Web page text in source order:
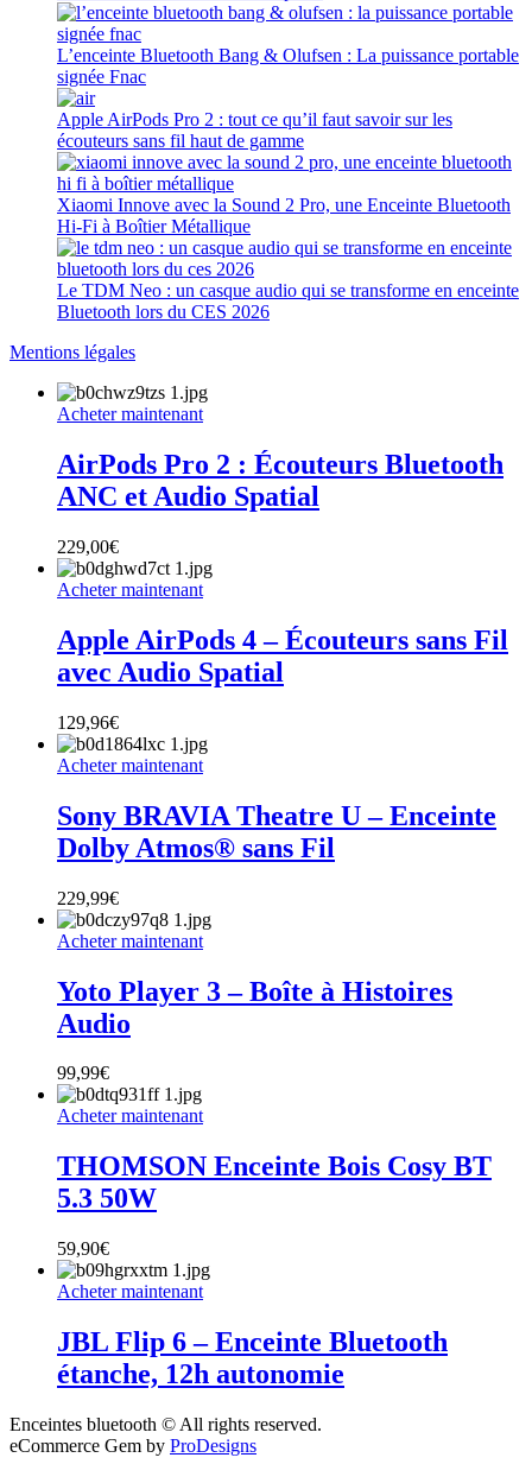
L’enceinte Bluetooth Bang & Olufsen : La puissance portable
signée Fnac
Apple AirPods Pro 2 : tout ce qu’il faut savoir sur les
écouteurs sans fil haut de gamme
Xiaomi Innove avec la Sound 2 Pro, une Enceinte Bluetooth
Hi-Fi à Boîtier Métallique
Le TDM Neo : un casque audio qui se transforme en enceinte
Bluetooth lors du CES 2026
Mentions légales
Acheter maintenant
AirPods Pro 2 : Écouteurs Bluetooth
ANC et Audio Spatial
229,00€
Acheter maintenant
Apple AirPods 4 – Écouteurs sans Fil
avec Audio Spatial
129,96€
Acheter maintenant
Sony BRAVIA Theatre U – Enceinte
Dolby Atmos® sans Fil
229,99€
Acheter maintenant
Yoto Player 3 – Boîte à Histoires
Audio
99,99€
Acheter maintenant
THOMSON Enceinte Bois Cosy BT
5.3 50W
59,90€
Acheter maintenant
JBL Flip 6 – Enceinte Bluetooth
étanche, 12h autonomie
Enceintes bluetooth © All rights reserved.
eCommerce Gem by ProDesigns